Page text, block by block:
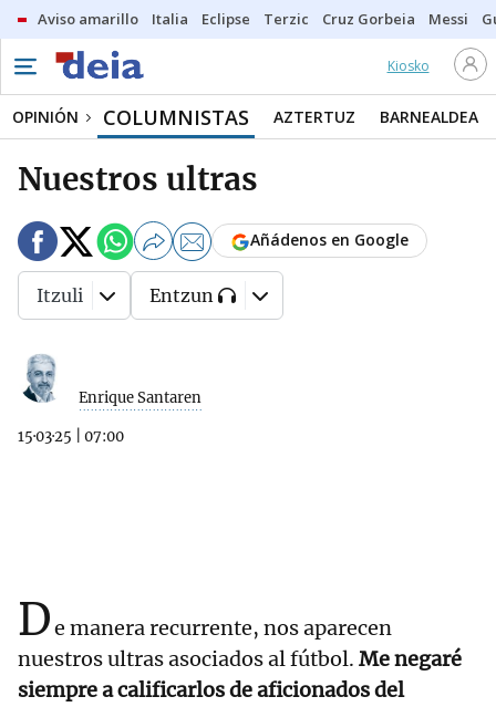
Aviso amarillo Italia Eclipse Terzic Cruz Gorbeia Messi
Kiosko
OPINIÓN COLUMNISTAS AZTERTUZ BARNEALDEA
Nuestros ultras
Enrique Santaren
15·03·25 07:00
Añádenos en Google
Itzuli Entzun
De manera recurrente, nos aparecen
nuestros ultras asociados al fútbol. Me negaré
siempre a calificarlos de aficionados del